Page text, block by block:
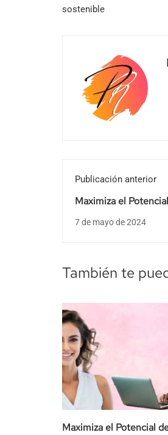
sostenible
Publicación anterior
Maximiza el
Bonificados por el
7 de mayo de 2024
También te
Maximiza el Potencial